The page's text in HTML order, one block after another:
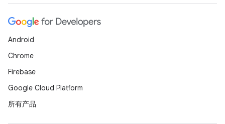
Android
Chrome
Firebase
Google Cloud Platform
所有产品